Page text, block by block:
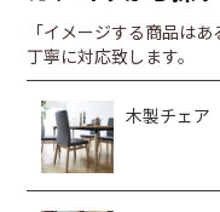
「イメージする商品は
丁寧に対応致します。
木製チェア